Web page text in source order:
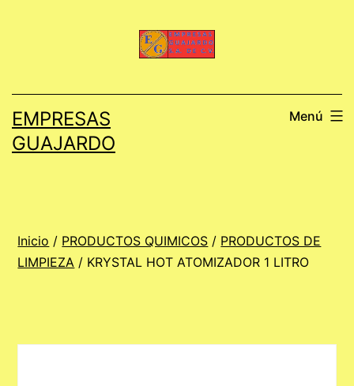
EMPRESAS
GUAJARDO
Menú
Inicio / PRODUCTOS QUIMICOS / PRODUCTOS DE
LIMPIEZA / KRYSTAL HOT ATOMIZADOR 1 LITRO